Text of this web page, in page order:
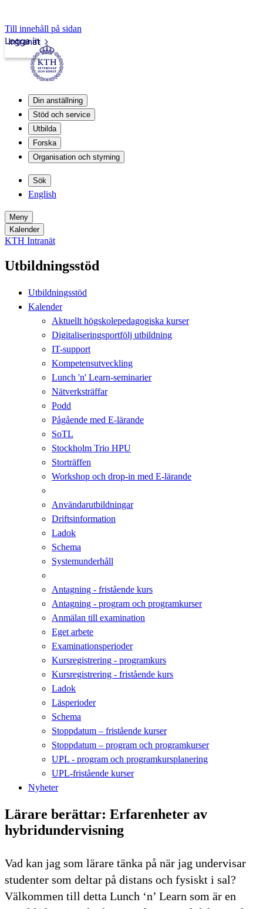
Till innehåll på sidan
Intranät
Logga in
Din anställning
Stöd och service
Utbilda
Forska
Organisation och styrning
Sök
English
Meny
Kalender
KTH Intranät
Utbildningsstöd
Utbildningsstöd
Kalender
Aktuellt högskolepedagogiska kurser
Digitaliseringsportfölj utbildning
IT-support
Kompetensutveckling
Lunch 'n' Learn-seminarier
Nätverksträffar
Podd
Pågående med E-lärande
SoTL
Stockholm Trio HPU
Storträffen
Workshop och drop-in med E-lärande
Användarutbildningar
Driftsinformation
Ladok
Schema
Systemunderhåll
Antagning - fristående kurs
Antagning - program och programkurser
Anmälan till examination
Eget arbete
Examinationsperioder
Kursregistrering - programkurs
Kursregistrering - fristående kurs
Ladok
Läsperioder
Schema
Stoppdatum – fristående kurser
Stoppdatum – program och programkurser
UPL - program och programkursplanering
UPL-fristående kurser
Nyheter
Lärare berättar: Erfarenheter av
hybridundervisning
Vad kan jag som lärare tänka på när jag undervisar
studenter som deltar på distans och fysiskt i sal?
Välkommen till detta Lunch ‘n’ Learn som är en